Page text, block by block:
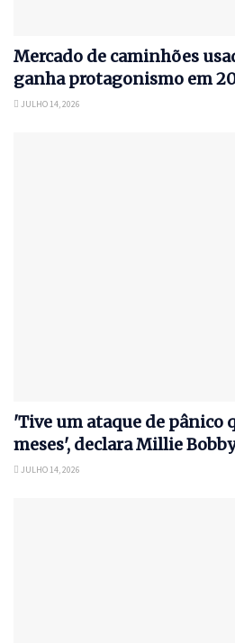
Mercado de caminhões
ganha protagonismo em
JULHO 14, 2026
'Tive um ataque de pânico
meses', declara Millie
JULHO 14, 2026